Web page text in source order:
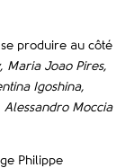
produire au côté
Maria Joao Pires,
Igoshina,
Alessandro Moccia
Philippe